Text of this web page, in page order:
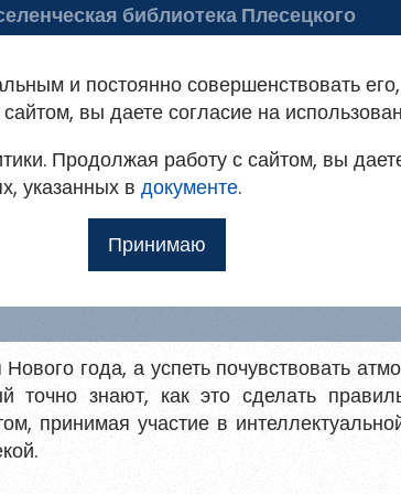
библиотека Плесецкого
округа
горячие
года, а успеть почувствовать
точно знают, как это сделать
принимая участие в
и постоянно совершенствовать
вы даете согласие на
Продолжая работу с сайтом, вы
указанных в документе.
Принимаю
на портале
доступ к методическим рекомендациям,
и другим полнотекстовым документам,